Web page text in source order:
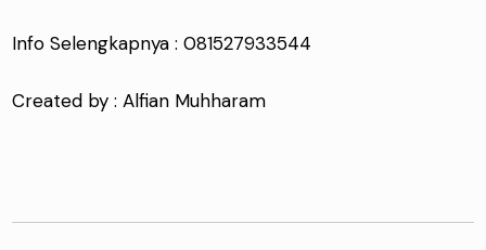
Info Selengkapnya : 081527933544
Created by : Alfian Muhharam